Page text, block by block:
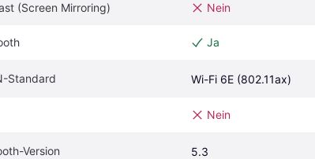
(Screen Mirroring) Nein
Ja
Standard Wi-Fi 6E (802.11ax)
Nein
Version 5.3